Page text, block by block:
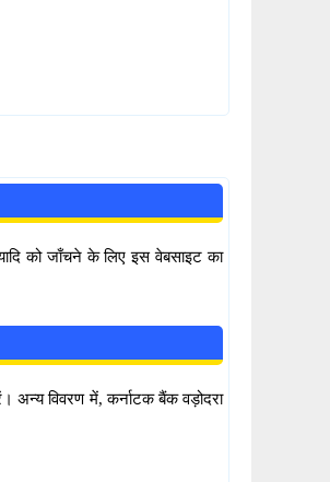
को जाँचने के लिए इस वेबसाइट का
अन्य विवरण में, कर्नाटक बैंक वड़ोदरा